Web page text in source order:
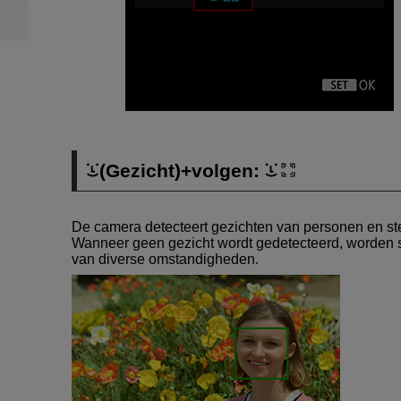
(Gezicht)+volgen:
De camera detecteert gezichten van personen en
Wanneer geen gezicht wordt gedetecteerd,
van diverse omstandigheden.